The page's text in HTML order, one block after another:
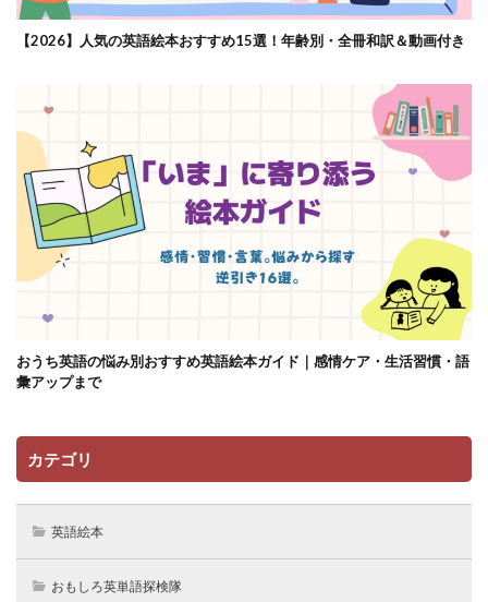
【2026】人気の英語絵本おすすめ15選！年齢別・全冊和訳＆動画付き
おうち英語の悩み別おすすめ英語絵本ガイド｜感情ケア・生活習慣・語
彙アップまで
カテゴリ
英語絵本
おもしろ英単語探検隊